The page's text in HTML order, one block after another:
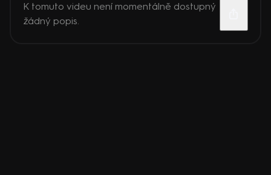
K tomuto videu není momentálně dostupný
žádný popis.